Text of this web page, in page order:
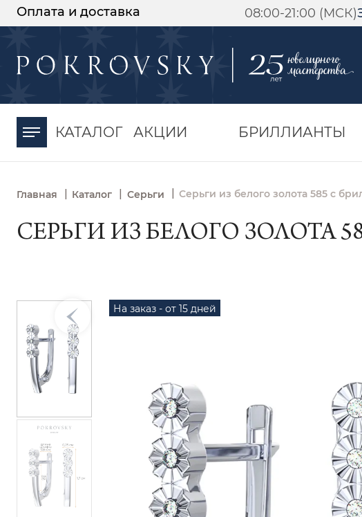
Оплата и доставка 08:00-21:00 (МСК)
КАТАЛОГ АКЦИИ БРИЛЛИАНТЫ
Главная | Каталог | Серьги Серьги из белого золота 585 с
СЕРЬГИ ИЗ БЕЛОГО ЗОЛОТА
На заказ - от 15 дней
-30%
момента оплаты